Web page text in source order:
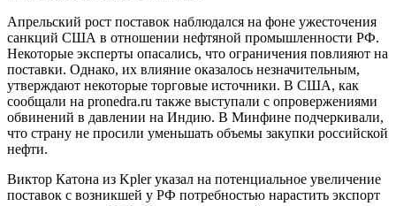
Апрельский рост поставок наблюдался на фоне ужесточения
санкций США в отношении нефтяной промышленности РФ.
Некоторые эксперты опасались, что ограничения повлияют на
поставки. Однако, их влияние оказалось незначительным,
утверждают некоторые торговые источники. В США, как
сообщали на pronedra.ru также выступали с опровержениями
обвинений в давлении на Индию. В Минфине подчеркивали,
что страну не просили уменьшать объемы закупки российской
нефти.
Виктор Катона из Kpler указал на потенциальное увеличение
поставок с возникшей у РФ потребностью нарастить экспорт